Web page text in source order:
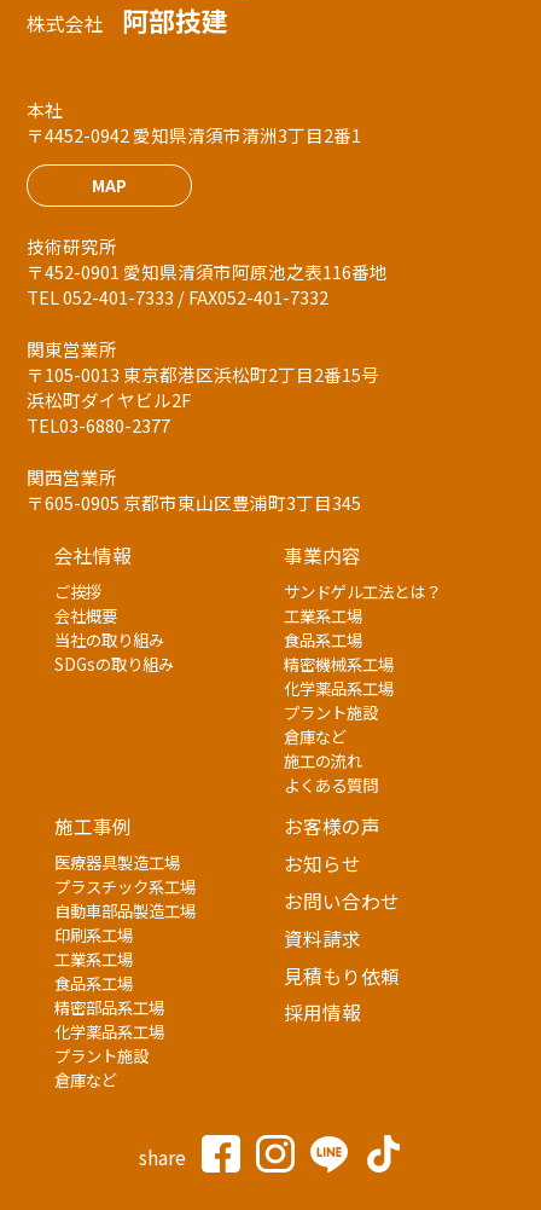
株式会社 阿部技建
本社
〒4452-0942 愛知県清須市清洲3丁目2番1
MAP
技術研究所
〒452-0901 愛知県清須市阿原池之表116番地
TEL 052-401-7333 / FAX052-401-7332
関東営業所
〒105-0013 東京都港区浜松町2丁目2番15号
浜松町ダイヤビル2F
TEL03-6880-2377
関西営業所
〒605-0905 京都市東山区豊浦町3丁目345
会社情報
ご挨拶
会社概要
当社の取り組み
SDGsの取り組み
事業内容
サンドゲル工法とは？
工業系工場
食品系工場
精密機械系工場
化学薬品系工場
プラント施設
倉庫など
施工の流れ
よくある質問
施工事例
医療器具製造工場
プラスチック系工場
自動車部品製造工場
印刷系工場
工業系工場
食品系工場
精密部品系工場
化学薬品系工場
プラント施設
倉庫など
お客様の声
お知らせ
お問い合わせ
資料請求
見積もり依頼
採用情報
share